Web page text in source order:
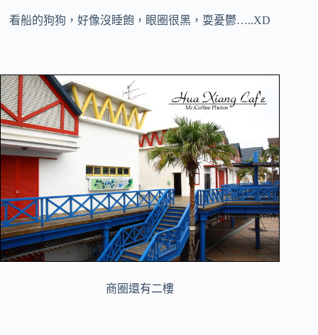
看船的狗狗，好像沒睡飽，眼圈很黑，耍憂鬱…..XD
商圈還有二樓